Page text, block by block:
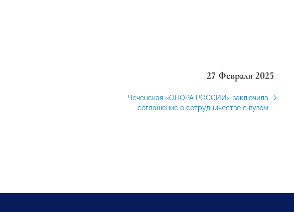
27 Февраля 2025
Чеченская «ОПОРА РОССИИ» заключила
соглашение о сотрудничестве с вузом